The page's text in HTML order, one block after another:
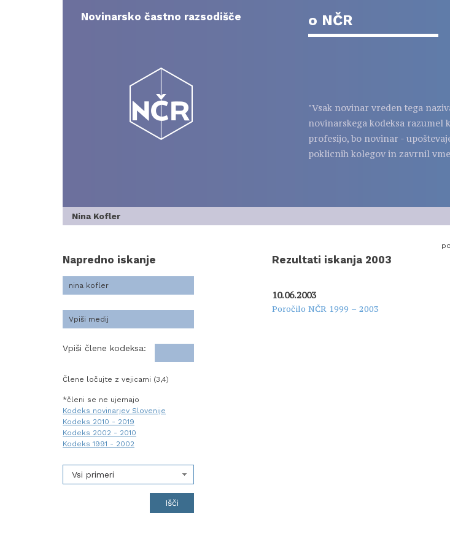
contentNovinarsko častno razsodišče o NČR
"Vsak novinar vreden tega
novinarskega kodeksa razumel
profesijo, bo novinar -
poklicnih kolegov in zavrnil
Nina Kofler
Napredno iskanje
Vpiši člene kodeksa:
Člene ločujte z vejicami (3,4)
*členi se ne ujemajo
Kodeks novinarjev Slovenije
Kodeks 2010 - 2019
Kodeks 2002 - 2010
Kodeks 1991 - 2002
Vsi primeri
Rezultati iskanja 2003
10.06.2003
Poročilo NČR 1999 – 2003